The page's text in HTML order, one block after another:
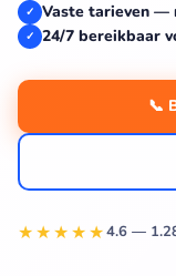
✓ Vaste tarieven —
✓ 24/7 bereikbaar
📞
★★★★★4.6 —